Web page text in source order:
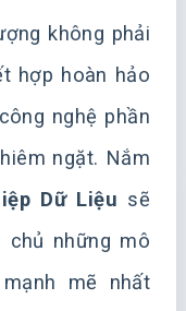
không phải
hợp hoàn hảo
nghệ phần
ngặt. Nắm
Dữ Liệu sẽ
chủ những mô
mẽ nhất